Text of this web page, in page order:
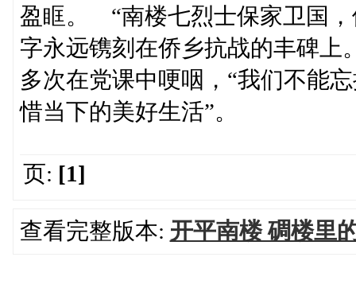
盈眶。 “南楼七烈士保家卫国
字永远镌刻在侨乡抗战的丰碑上
多次在党课中哽咽，“我们不能
惜当下的美好生活”。
页: [1]
查看完整版本: 开平南楼 碉楼里